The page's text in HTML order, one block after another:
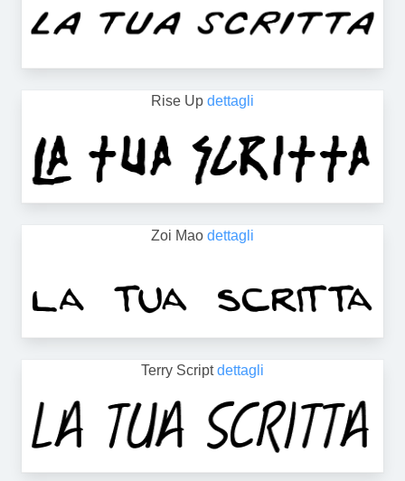
Rise Up dettagli
Zoi Mao dettagli
Terry Scriptdettagli